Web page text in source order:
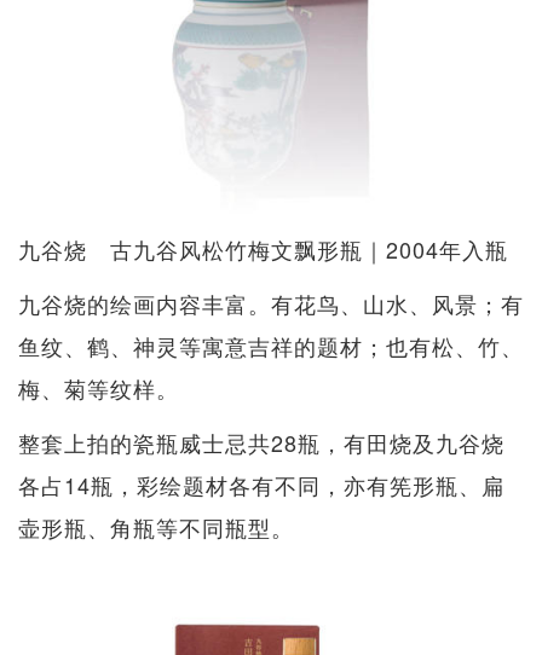
九谷烧 古九谷风松竹梅文飘形瓶｜2004年入瓶
九谷烧的绘画内容丰富。有花鸟、山水、风景；有
鱼纹、鹤、神灵等寓意吉祥的题材；也有松、竹、
梅、菊等纹样。
整套上拍的瓷瓶威士忌共28瓶，有田烧及九谷烧
各占14瓶，彩绘题材各有不同，亦有筅形瓶、扁
壶形瓶、角瓶等不同瓶型。